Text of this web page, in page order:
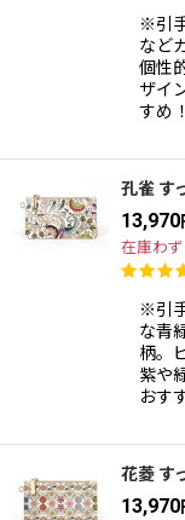
※引
など
個性
ザイ
すめ
孔雀 す
13,970
在庫わ
※引
な青
柄。
紫や
おす
花菱 す
13,970